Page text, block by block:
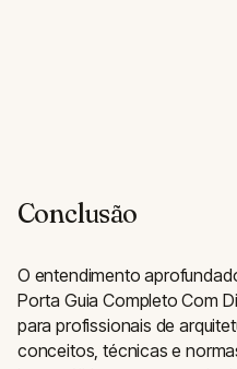
Conclusão
O entendimento
Porta Guia Completo Com
para profissionais de
conceitos, técnicas e